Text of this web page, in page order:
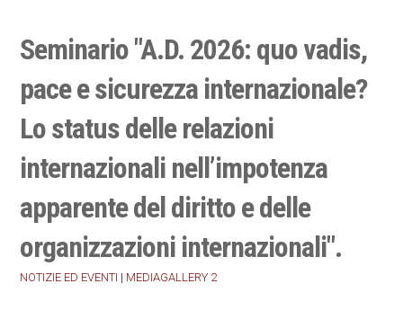
Seminario "A.D. 2026: quo vadis,
pace e sicurezza internazionale?
Lo status delle relazioni
internazionali nell’impotenza
apparente del diritto e delle
organizzazioni internazionali".
NOTIZIE ED EVENTI | MEDIAGALLERY 2